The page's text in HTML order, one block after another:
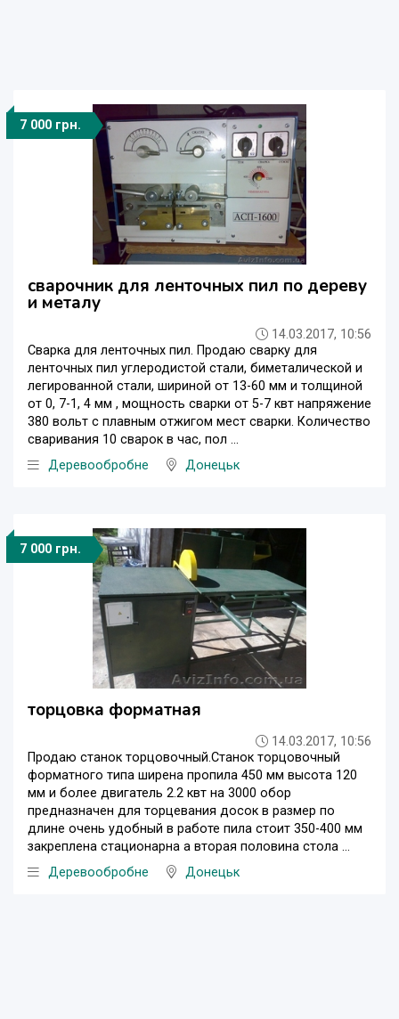
7 000 грн.
сварочник для ленточных пил по дереву
и металу
14.03.2017, 10:56
Сварка для ленточных пил. Продаю сварку для
ленточных пил углеродистой стали, биметалической и
легированной стали, шириной от 13-60 мм и толщиной
от 0, 7-1, 4 мм , мощность сварки от 5-7 квт напряжение
380 вольт с плавным отжигом мест сварки. Количество
сваривания 10 сварок в час, пол ...
Деревообробне
Донецьк
7 000 грн.
торцовка форматная
14.03.2017, 10:56
Продаю станок торцовочный.Станок торцовочный
форматного типа ширена пропила 450 мм высота 120
мм и более двигатель 2.2 квт на 3000 обор
предназначен для торцевания досок в размер по
длине очень удобный в работе пила стоит 350-400 мм
закреплена стационарна а вторая половина стола ...
Деревообробне
Донецьк